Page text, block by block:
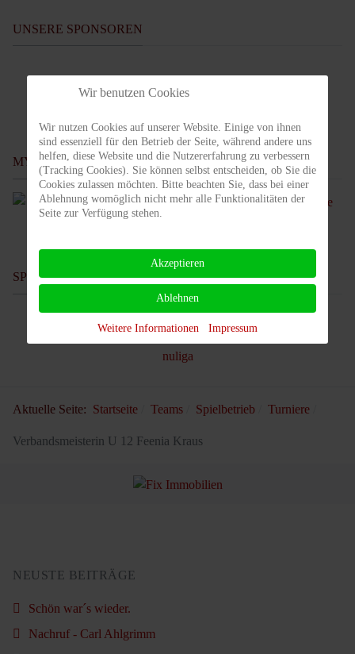
UNSERE SPONSOREN
MY TENNIS
SPIELTERMINE UNSERES VEREINS
Aktuelle Seite: Startseite Teams Spielbetrieb Turniere
Verbandsmeisterin U 12 Feenia Kraus
NEUSTE BEITRÄGE
Schön war´s wieder.
Nachruf - Carl Ahlgrimm
Wir benutzen Cookies
Wir nutzen Cookies auf unserer Website. Einige von ihnen
sind essenziell für den Betrieb der Seite, während andere uns
helfen, diese Website und die Nutzererfahrung zu verbessern
(Tracking Cookies). Sie können selbst entscheiden, ob Sie die
Cookies zulassen möchten. Bitte beachten Sie, dass bei einer
Ablehnung womöglich nicht mehr alle Funktionalitäten der
Seite zur Verfügung stehen.
Akzeptieren
Ablehnen
Weitere Informationen Impressum